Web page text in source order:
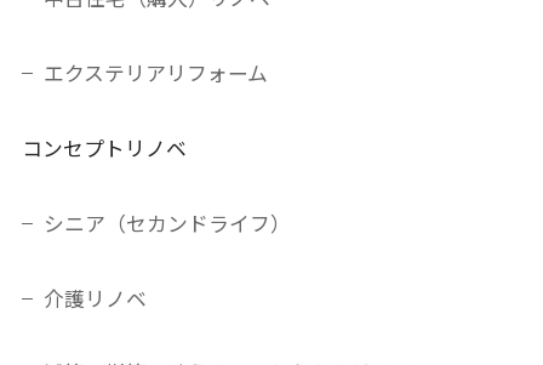
エクステリアリフォーム
コンセプトリノベ
シニア（セカンドライフ）
介護リノベ